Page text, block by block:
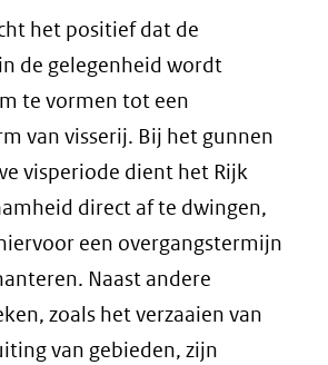
het positief dat de
de gelegenheid wordt
te vormen tot een
van visserij. Bij het gunnen
visperiode dient het Rijk
direct af te dwingen,
een overgangstermijn
Naast andere
zoals het verzaaien van
van gebieden, zijn